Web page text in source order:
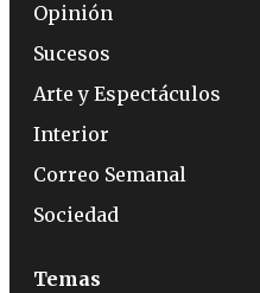
Opinión
Sucesos
Arte y Espectáculos
Interior
Correo Semanal
Sociedad
Temas